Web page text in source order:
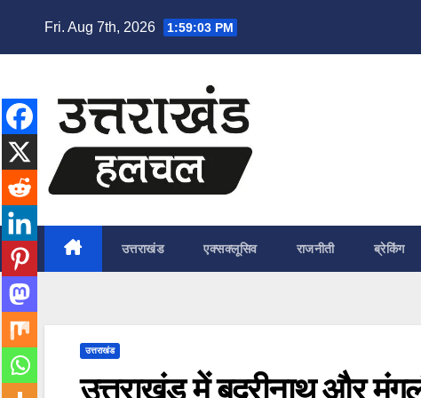
Fri. Aug 7th, 2026 1:59:04 PM
उत्तराखंड एक्सक्लूसिव राजनीती ब्रेकिंग
उत्तराखंड